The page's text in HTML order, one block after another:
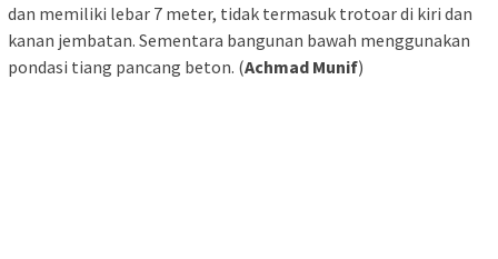
dan memiliki lebar 7 meter, tidak termasuk trotoar di kiri dan
kanan jembatan. Sementara bangunan bawah menggunakan
pondasi tiang pancang beton. (Achmad Munif)